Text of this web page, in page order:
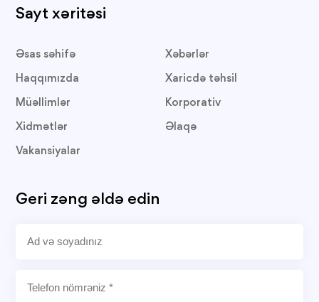
Sayt xəritəsi
Əsas səhifə
Haqqımızda
Müəllimlər
Xidmətlər
Vakansiyalar
Xəbərlər
Xaricdə təhsil
Korporativ
Əlaqə
Geri zəng əldə edin